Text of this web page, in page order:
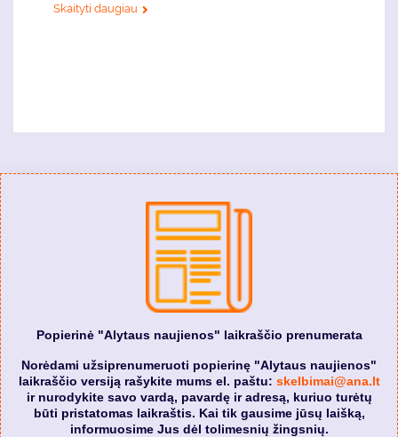
Skaityti daugiau
Popierinė "Alytaus naujienos" laikraščio prenumerata
Norėdami užsiprenumeruoti popierinę "Alytaus naujienos"
laikraščio versiją rašykite mums el. paštu: skelbimai@ana.lt
ir nurodykite savo vardą, pavardę ir adresą, kuriuo turėtų
būti pristatomas laikraštis. Kai tik gausime jūsų laišką,
informuosime Jus dėl tolimesnių žingsnių.